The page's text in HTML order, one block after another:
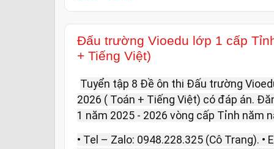
Đấu trường Vioedu lớp 1 cấp
+ Tiếng Việt)
Tuyển tập 8 Đề ôn thi Đấu trường
2026 ( Toán + Tiếng Việt) có đáp án.
1 năm 2025 - 2026 vòng cấp Tỉnh năm
• Tel – Zalo: 0948.228.325 (Cô Trang). •